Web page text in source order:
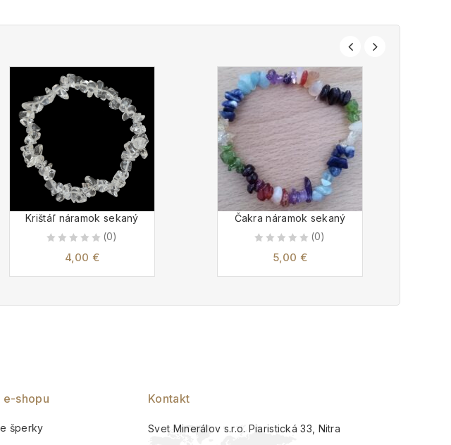
Krištáľ náramok sekaný
(0)
4,00 €
Čakra náramok sekaný
(0)
5,00 €
e-shopu
šperky
Kontakt
Svet Minerálov s.r.o. Piaristická 33, Nitra